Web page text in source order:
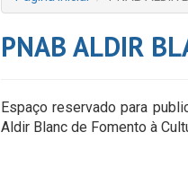
PNAB ALDIR
Espaço reservado para
Aldir Blanc de Fomento à